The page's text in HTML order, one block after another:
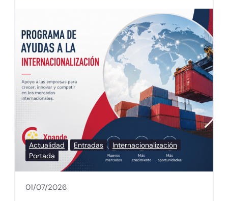
Actualidad Entradas
Internacionalización
Portada
01/07/2026